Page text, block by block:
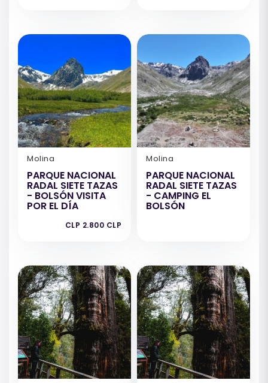
Molina
PARQUE NACIONAL
RADAL SIETE TAZAS
- BOLSÓN VISITA
POR EL DÍA
CLP 2.800 CLP
Molina
PARQUE NACIONAL
RADAL SIETE TAZAS
- CAMPING EL
BOLSÓN